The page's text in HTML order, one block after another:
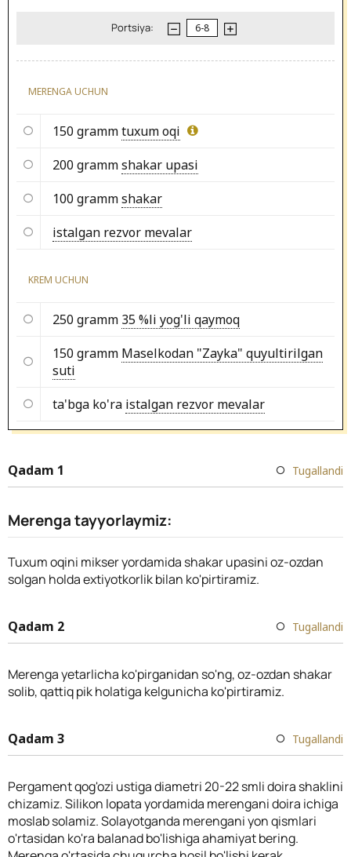
Portsiya:
MERENGA UCHUN
150 grammtuxum oqi
200 grammshakar upasi
100 grammshakar
istalgan rezvor mevalar
KREM UCHUN
250 gramm 35 %li yog'li qaymoq
150 gramm Maselkodan "Zayka" quyultirilgan
suti
ta'bga ko'ra istalgan rezvor mevalar
Qadam 1 Tugallandi
Merenga tayyorlaymiz:
Tuxum oqini mikser yordamida shakar upasini oz-ozdan
solgan holda extiyotkorlik bilan ko'pirtiramiz.
Qadam 2 Tugallandi
Merenga yetarlicha ko'pirganidan so'ng, oz-ozdan shakar
solib, qattiq pik holatiga kelgunicha ko'pirtiramiz.
Qadam 3 Tugallandi
Pergament qog'ozi ustiga diametri 20-22 smli doira shaklini
chizamiz. Silikon lopata yordamida merengani doira ichiga
moslab solamiz. Solayotganda merengani yon qismlari
o'rtasidan ko'ra balanad bo'lishiga ahamiyat bering.